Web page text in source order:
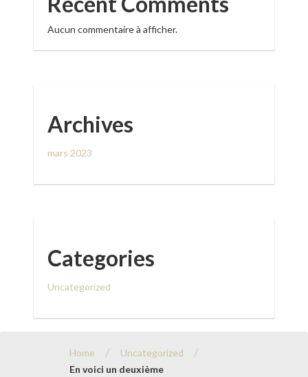
Aucun commentaire à afficher.
Archives
mars 2023
Categories
Uncategorized
Home / Uncategorized /
En voici un deuxième